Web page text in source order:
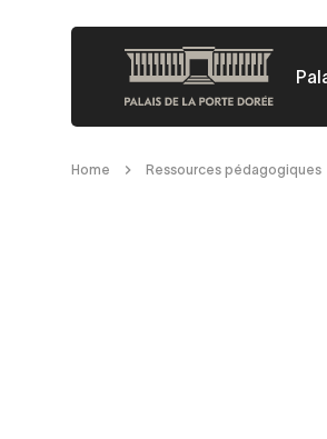
content
Breadcrumb
Home Ressources pédagogiques